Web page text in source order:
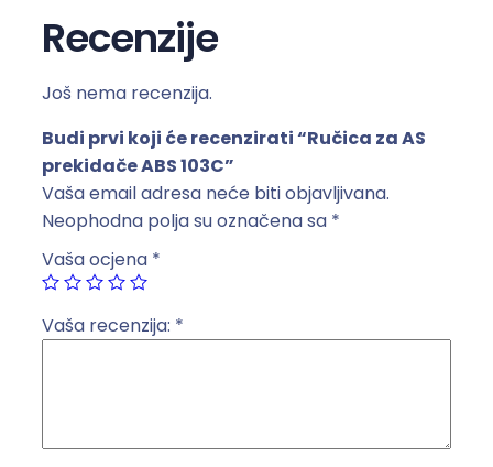
a
A
p
r
e
k
i
a
č
e
Recenzije
Još nema recenzija.
Budi prvi koji će recenzirati “Ručica za AS
prekidače ABS 103C”
Vaša email adresa neće biti objavljivana.
Neophodna polja su označena sa *
Vaša ocjena *
Vaša recenzija: *